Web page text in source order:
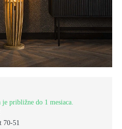
je približne do 1 mesiaca.
70-51